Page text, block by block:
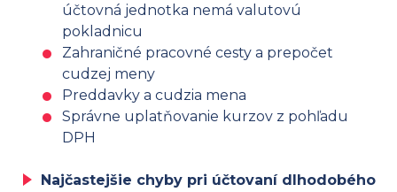
účtovná jednotka nemá valutovú
pokladnicu
Zahraničné pracovné cesty a prepočet
cudzej meny
Preddavky a cudzia mena
Správne uplatňovanie kurzov z pohľadu
DPH
Najčastejšie chyby pri účtovaní dlhodobého